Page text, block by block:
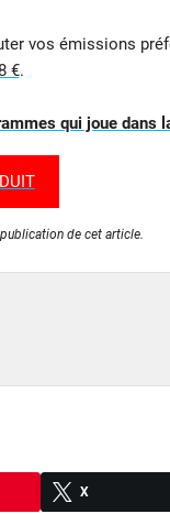
vos émissions
€.
qui joue dans
de cet article.
X